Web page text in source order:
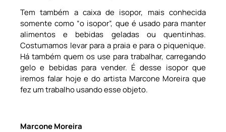
Tem também a caixa de isopor, mais conhecida
somente como “o isopor”, que é usado para manter
alimentos e bebidas geladas ou quentinhas.
Costumamos levar para a praia e para o piquenique.
Há também quem os use para trabalhar, carregando
gelo e bebidas para vender. É desse isopor que
iremos falar hoje e do artista Marcone Moreira que
fez um trabalho usando esse objeto.
Marcone Moreira